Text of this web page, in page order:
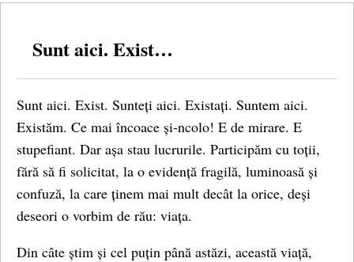
Sunt aici. Exist…
Sunt aici. Exist. Sunteți aici. Existați. Suntem aici.
Existăm. Ce mai încoace și-ncolo! E de mirare. E
stupefiant. Dar așa stau lucrurile. Participăm cu toții,
fără să fi solicitat, la o evidență fragilă, luminoasă și
confuză, la care ținem mai mult decât la orice, deși
deseori o vorbim de rău: viața.
Din câte știm și cel puțin până astăzi, această viață,